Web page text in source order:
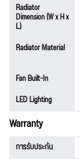
Radiator
Dimension (W x H x
L)
Radiator Material
Fan Built-In
LED Lighting
Warranty
การรับประกัน